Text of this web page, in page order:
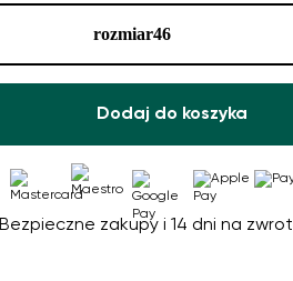
rozmiar46
Dodaj do koszyka
Bezpieczne zakupy i 14 dni na zwrot